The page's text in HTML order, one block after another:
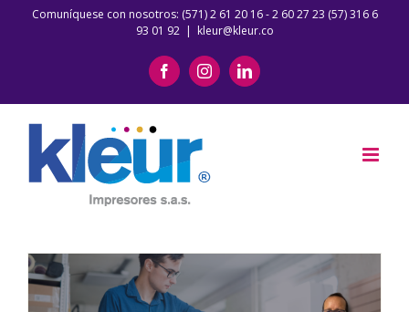
Comuníquese con nosotros: (571) 2 61 20 16 - 2 60 27 23 (57) 316 6
93 01 92 | kleur@kleur.co
FacebookInstagramLinkedIn